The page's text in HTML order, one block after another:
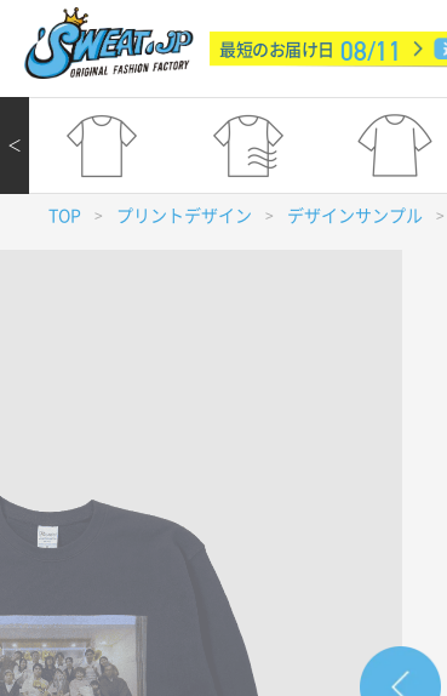
最短のお届け日 08/11
＜
TOP > プリントデザイン > デザインサンプル >